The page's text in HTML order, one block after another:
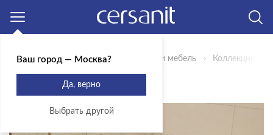
Главная Продукты Сантехника и мебель Коллекции
КОЛЛЕКЦИЯ ZEN
Ваш город — Москва?
Да, верно
Выбрать другой